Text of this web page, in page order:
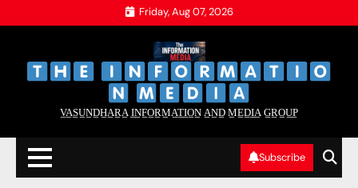
to
Friday, Aug 07, 2026
V̲A̲S̲U̲N̲D̲H̲A̲R̲A̲ I̲N̲F̲O̲R̲M̲A̲T̲I̲O̲N̲ A̲N̲D̲ M̲E̲D̲I̲A̲ G̲R̲O̲U̲P̲
Subscribe